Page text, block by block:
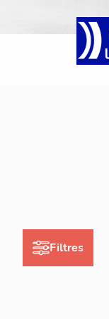
Filtres